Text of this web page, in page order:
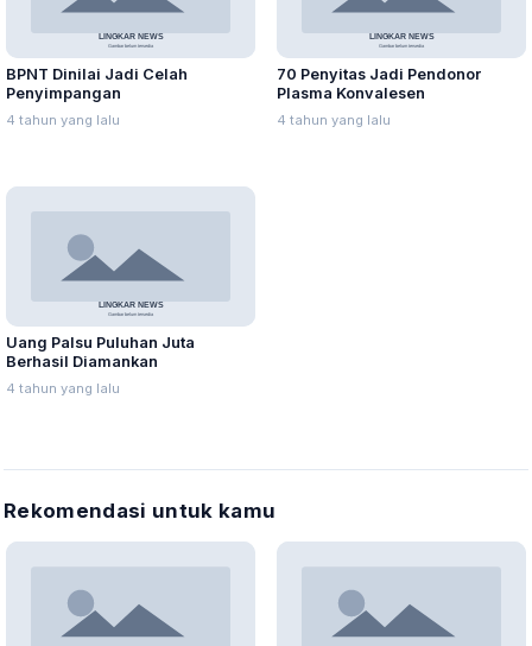
BPNT Dinilai Jadi Celah
Penyimpangan
4 tahun yang lalu
70 Penyitas Jadi Pendonor
Plasma Konvalesen
4 tahun yang lalu
Uang Palsu Puluhan Juta
Berhasil Diamankan
4 tahun yang lalu
Rekomendasi untuk kamu